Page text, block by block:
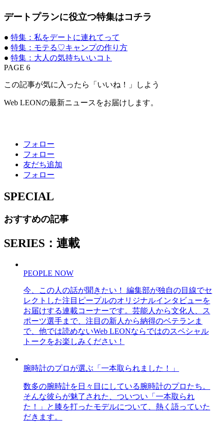
デートプランに役立つ特集はコチラ
● 特集：私をデートに連れてって
● 特集：モテる♡キャンプの作り方
● 特集：大人の気持ちいいコト
PAGE 6
この記事が気に入ったら「いいね！」しよう
Web LEONの最新ニュースをお届けします。
フォロー
フォロー
友だち追加
フォロー
SPECIAL
おすすめの記事
SERIES：連載
PEOPLE NOW
今、この人の話が聞きたい！ 編集部が独自の目線でセ
レクトした注目ピープルのオリジナルインタビューを
お届けする連載コーナーです。芸能人から文化人、ス
ポーツ選手まで、注目の新人から納得のベテランま
で、他では読めないWeb LEONならではのスペシャル
トークをお楽しみください！
腕時計のプロが選ぶ「一本取られました！」
数多の腕時計を日々目にしている腕時計のプロたち。
そんな彼らが魅了された、ついつい「一本取られ
た！」と膝を打ったモデルについて、熱く語っていた
だきます。